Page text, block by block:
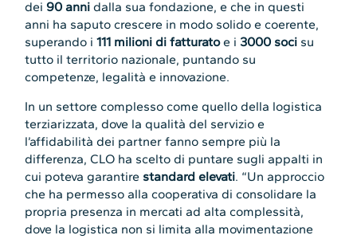
dei90 anni dalla sua fondazione, e che in questi
anni ha saputo crescere in modo solido e coerente,
superando i111 milioni di fatturatoe i 3000 soci su
tutto il territorio nazionale, puntando su
competenze, legalità e innovazione.
In un settore complesso come quello della logistica
terziarizzata, dove la qualità del servizio e
l’affidabilità dei partner fanno sempre più la
differenza, CLO ha scelto di puntare sugli appalti in
cui poteva garantire standard elevati. “Un approccio
che ha permesso alla cooperativa di consolidare la
propria presenza in mercati ad alta complessità,
dove la logistica non si limita alla movimentazione